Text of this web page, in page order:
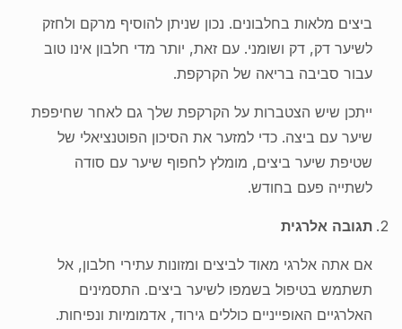
ביצים מלאות בחלבונים. נכון שניתן להוסיף מרקם ולחזק
לשיער דק, דק ושומני. עם זאת, יותר מדי חלבון אינו טוב
עבור סביבה בריאה של הקרקפת.
ייתכן שיש הצטברות על הקרקפת שלך גם לאחר שחיפפת
שיער עם ביצה. כדי למזער את הסיכון הפוטנציאלי של
שטיפת שיער ביצים, מומלץ לחפוף שיער עם סודה
לשתייה פעם בחודש.
תגובה אלרגית
אם אתה אלרגי מאוד לביצים ומזונות עתירי חלבון, אל
תשתמש בטיפול בשמפו לשיער ביצים. התסמינים
האלרגיים האופייניים כוללים גירוד, אדמומיות ונפיחות.